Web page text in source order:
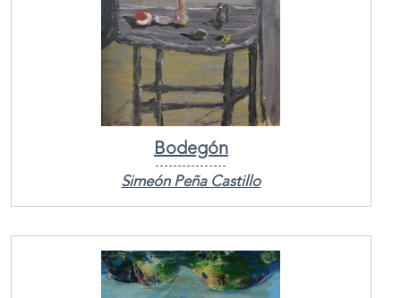
Bodegón
Simeón Peña Castillo